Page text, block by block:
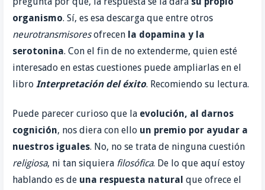
organismo. Sí, es esa descarga que entre otros
neurotransmisoresofrecen la dopamina y la
serotonina. Con el fin de no extenderme, quien esté
interesado en estas cuestiones puede ampliarlas en el
libro Interpretación del éxito. Recomiendo su lectura.
Puede parecer curioso que laevolución, al darnos
cognición, nos diera con ello un premio por ayudar a
nuestros iguales. No, no se trata de ninguna cuestión
religiosa, ni tan siquierafilosófica. De lo que aquí estoy
hablando es de una respuesta natural que ofrece el